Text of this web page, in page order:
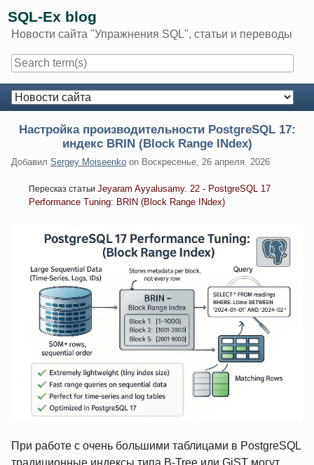
content
SQL-Ex blog
Новости сайта "Упражнения SQL", статьи и переводы
Navigation
Настройка производительности PostgreSQL 17:
индекс BRIN (Block Range INdex)
Добавил Sergey Moiseenko on Воскресенье, 26 апреля. 2026
Пересказ статьи Jeyaram Ayyalusamy. 22 - PostgreSQL 17
Performance Tuning: BRIN (Block Range INdex)
При работе с очень большими таблицами в PostgreSQL
традиционные индексы типа B-Tree или GiST могут